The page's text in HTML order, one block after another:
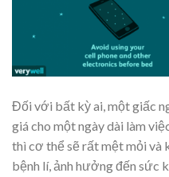
Đối với bất kỳ ai, một giấc
giá cho một ngày dài làm
thì cơ thể sẽ rất mệt mỏi và
bệnh lí, ảnh hưởng đến sức